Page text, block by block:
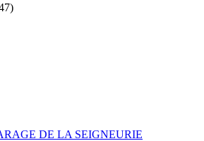
DE LA SEIGNEURIE